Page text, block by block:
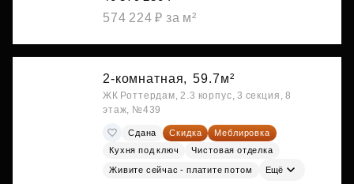
574 224 ₽ за м²
2-комнатная, 59.7м²
ЖК Роттердам, 2.3 корпус, 3 секция, 8
этаж, №439
Сдана Скидка
Меблировка
Кухня под ключ
Чистовая отделка
Живите сейчас - платите потом Ещё